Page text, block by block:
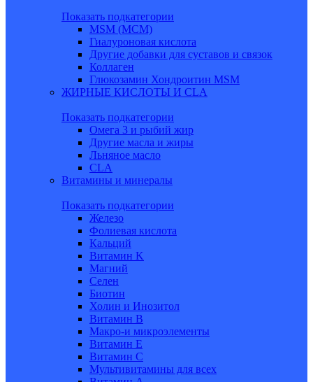
Показать подкатегории
MSM (МСМ)
Гиалуроновая кислота
Другие добавки для суставов и связок
Коллаген
Глюкозамин Хондроитин MSM
ЖИРНЫЕ КИСЛОТЫ И CLA
Показать подкатегории
Омега 3 и рыбий жир
Другие масла и жиры
Льняное масло
CLA
Витамины и минералы
Показать подкатегории
Железо
Фолиевая кислота
Кальций
Витамин K
Магний
Селен
Биотин
Холин и Инозитол
Витамин B
Макро-и микроэлементы
Витамин Е
Витамин С
Мультивитамины для всех